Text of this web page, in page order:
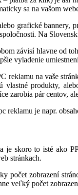
sa na vašom
grafické bannery,
Na
závisí hlavne od
vyladenie
reklamu na vaše
vlastné produkty,
zarobia pár centov,
reklamu je napr.
skoro to isté ako
stránkach.
počet zobrazení
veľký počet